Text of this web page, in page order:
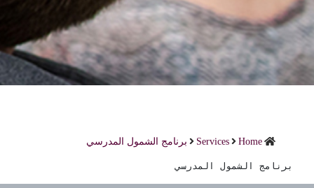
Home
Services برنامج الشمول المدرسي
برنامج الشمول المدرسي